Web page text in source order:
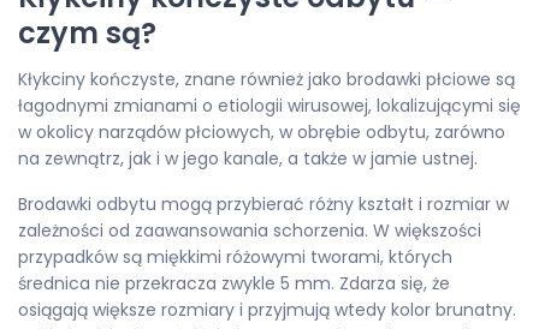
czym są?
Kłykciny kończyste, znane również jako brodawki płciowe są
łagodnymi zmianami o etiologii wirusowej, lokalizującymi się
w okolicy narządów płciowych, w obrębie odbytu, zarówno
na zewnątrz, jak i w jego kanale, a także w jamie ustnej.
Brodawki odbytu mogą przybierać różny kształt i rozmiar w
zależności od zaawansowania schorzenia. W większości
przypadków są miękkimi różowymi tworami, których
średnica nie przekracza zwykle 5 mm. Zdarza się, że
osiągają większe rozmiary i przyjmują wtedy kolor brunatny.